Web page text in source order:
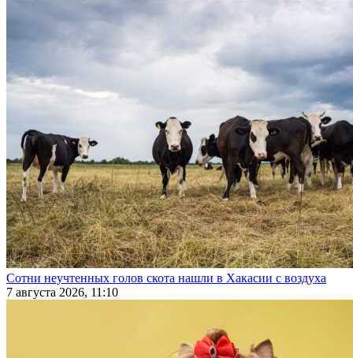
Сотни неучтенных голов скота нашли в Хакасии с воздуха
7 августа 2026, 11:10